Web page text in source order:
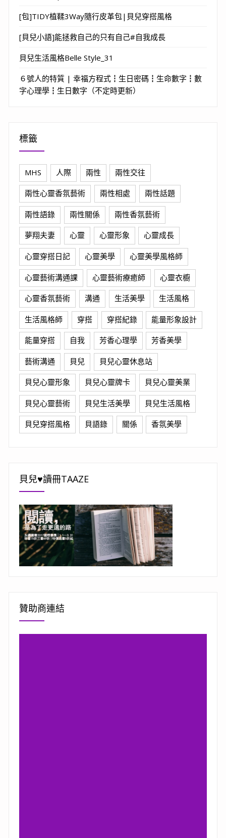
[包]TIDY植鞣3Way隨行皮革包|貝兒穿搭風格
[貝兒小語]能拯救自己的只有自己#自我成長
貝兒生活風格Belle Style_31
６號人的特質 | 幸福方程式┇生日密碼┇生命數字┇數
字心理學┇生日數字（不定時更新）
標籤
MHS 人際 兩性 兩性交往
兩性心靈香氛藝術 兩性相處 兩性話題
兩性語錄 兩性關係 兩性香氛藝術
夢翔夫妻 心靈 心靈形象 心靈成長
心靈穿搭日記 心靈美學 心靈美學風格師
心靈藝術溝通課 心靈藝術療癒師 心靈衣櫥
心靈香氛藝術 溝通 生活美學 生活風格
生活風格師 穿搭 穿搭紀錄 能量形象設計
能量穿搭 自我 芳香心理學 芳香美學
藝術溝通 貝兒 貝兒心靈休息站
貝兒心靈形象 貝兒心靈牌卡 貝兒心靈美業
貝兒心靈藝術 貝兒生活美學 貝兒生活風格
貝兒穿搭風格 貝語錄 關係 香氛美學
貝兒♥讀冊TAAZE
贊助商連結